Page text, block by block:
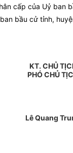
cấp của Uỷ ban
bầu cử tỉnh,
KT. CHỦ
PHÓ CHỦ
Lê Quang